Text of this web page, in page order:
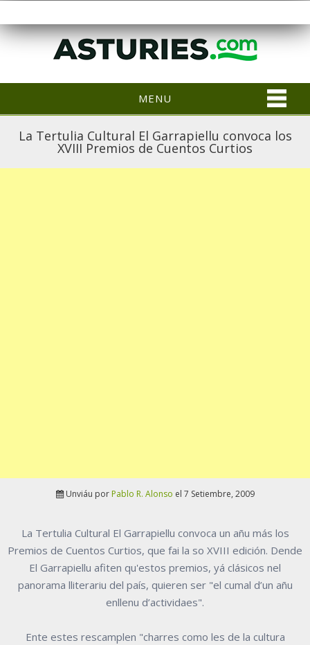
MENU
La Tertulia Cultural El Garrapiellu convoca los
XVIII Premios de Cuentos Curtios
Unviáu por Pablo R. Alonso el 7 Setiembre, 2009
La Tertulia Cultural El Garrapiellu convoca un añu más los
Premios de Cuentos Curtios, que fai la so XVIII edición. Dende
El Garrapiellu afiten qu'estos premios, yá clásicos nel
panorama lliterariu del país, quieren ser "el cumal d’un añu
enllenu d’actividaes".
Ente estes rescamplen "charres como les de la cultura